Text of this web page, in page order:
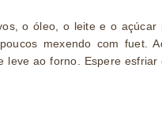
o óleo, o leite e o
mexendo com fuet.
leve ao forno. Espere